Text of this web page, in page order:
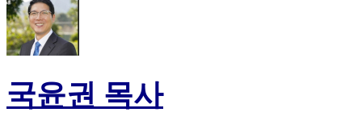
국윤권 목사